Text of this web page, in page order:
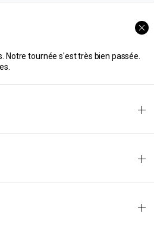
Notre tournée s'est très bien passée.